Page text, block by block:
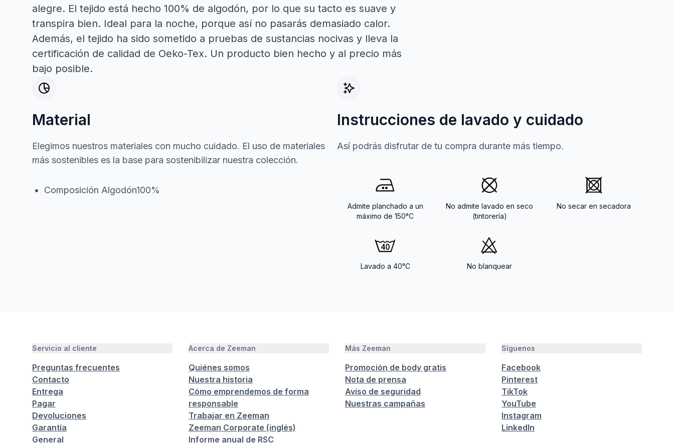
alegre. El tejido está hecho 100% de algodón, por lo que su tacto es suave y
transpira bien. Ideal para la noche, porque así no pasarás demasiado calor.
Además, el tejido ha sido sometido a pruebas de sustancias nocivas y lleva la
certificación de calidad de Oeko-Tex. Un producto bien hecho y al precio más
bajo posible.
Material
Elegimos nuestros materiales con mucho cuidado. El uso de materiales
más sostenibles es la base para sostenibilizar nuestra colección.
Composición Algodón100%
Instrucciones de lavado y cuidado
Así podrás disfrutar de tu compra durante más tiempo.
Admite planchado a un
máximo de 150°C
No admite lavado en seco
(tintorería)
No secar en secadora
Lavado a 40°C No blanquear
Servicio al cliente
Preguntas frecuentes
Contacto
Entrega
Pagar
Devoluciones
Garantía
General
Acerca de Zeeman
Quiénes somos
Nuestra historia
Cómo emprendemos de forma
responsable
Trabajar en Zeeman
Zeeman Corporate (inglés)
Informe anual de RSC
Más Zeeman
Promoción de body gratis
Nota de prensa
Aviso de seguridad
Nuestras campañas
Síguenos
Facebook
Pinterest
TikTok
YouTube
Instagram
LinkedIn